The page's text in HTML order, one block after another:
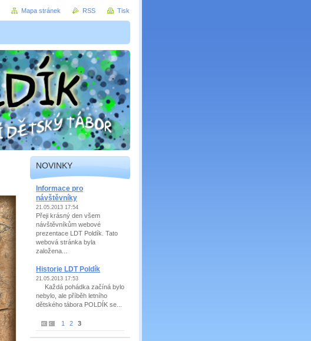
NOVINKY
Informace pro
návštěvníky
21.05.2013 17:54
Přeji krásný den všem
návštěvníkům webové
prezentace LDT Poldík. Tato
webová stránka byla
založena...
Historie LDT Poldík
21.05.2013 17:53
Každá pohádka začíná bylo
nebylo, ale příběh letního
dětského tábora POLDÍK se...
1 2 3
Mapa stránek RSS Tisk